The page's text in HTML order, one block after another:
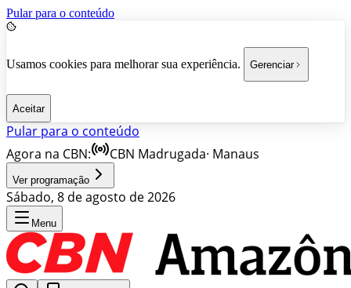
Pular para o conteúdo
Usamos cookies para melhorar sua experiência. Gerenciar
Aceitar
Pular para o conteúdo
Agora na CBN:
CBN Madrugada· Manaus
Ver programação
Sábado, 8 de agosto de 2026
Menu